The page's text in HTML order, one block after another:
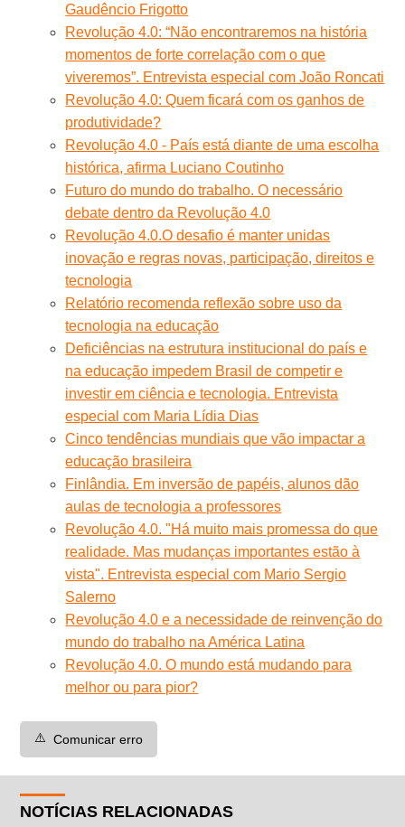
Gaudêncio Frigotto
Revolução 4.0: “Não encontraremos na história
momentos de forte correlação com o que
viveremos”. Entrevista especial com João Roncati
Revolução 4.0: Quem ficará com os ganhos de
produtividade?
Revolução 4.0 - País está diante de uma escolha
histórica, afirma Luciano Coutinho
Futuro do mundo do trabalho. O necessário
debate dentro da Revolução 4.0
Revolução 4.0.O desafio é manter unidas
inovação e regras novas, participação, direitos e
tecnologia
Relatório recomenda reflexão sobre uso da
tecnologia na educação
Deficiências na estrutura institucional do país e
na educação impedem Brasil de competir e
investir em ciência e tecnologia. Entrevista
especial com Maria Lídia Dias
Cinco tendências mundiais que vão impactar a
educação brasileira
Finlândia. Em inversão de papéis, alunos dão
aulas de tecnologia a professores
Revolução 4.0. "Há muito mais promessa do que
realidade. Mas mudanças importantes estão à
vista". Entrevista especial com Mario Sergio
Salerno
Revolução 4.0 e a necessidade de reinvenção do
mundo do trabalho na América Latina
Revolução 4.0. O mundo está mudando para
melhor ou para pior?
⚠️ Comunicar erro
NOTÍCIAS RELACIONADAS